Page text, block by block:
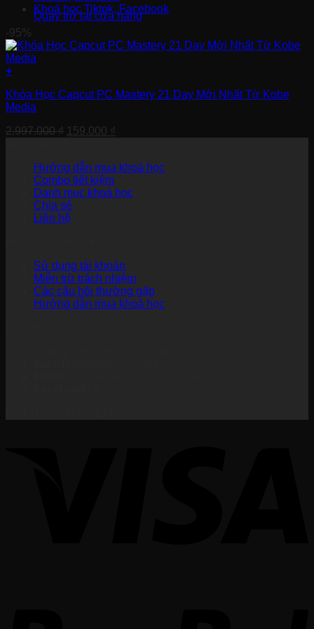
Quay trở lại cửa hàng
Khoá học Tiktok, Facebook
-95%
+
Khóa Học Capcut PC Mastery 21 Day Mới Nhất Từ Kobe
Media
2.997.000₫ Giá
2.997.000 ₫.
159.000 ₫
là:
Hướng dẫn mua khoá học
Combo tiết kiệm
Danh mục khoá học
Chia sẻ
Liên hệ
Sử dụng tài khoản
Miễn trừ trách nhiệm
Các câu hỏi thường gặp
Hướng dẫn mua khoá học